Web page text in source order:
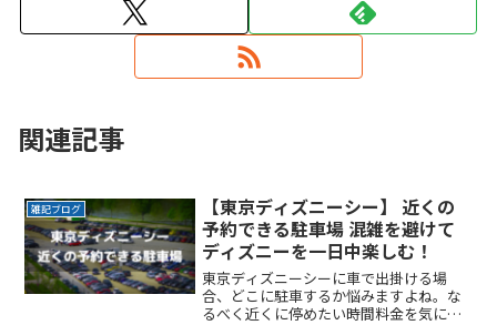
関連記事
雑記ブログ
【東京ディズニーシー】 近くの
予約できる駐車場 混雑を避けて
ディズニーを一日中楽しむ！
東京ディズニーシーに車で出掛ける場
合、どこに駐車するか悩みますよね。な
るべく近くに停めたい時間料金を気にせ